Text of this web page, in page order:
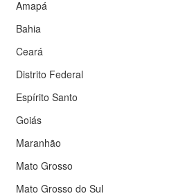
Amapá
Bahia
Ceará
Distrito Federal
Espírito Santo
Goiás
Maranhão
Mato Grosso
Mato Grosso do Sul